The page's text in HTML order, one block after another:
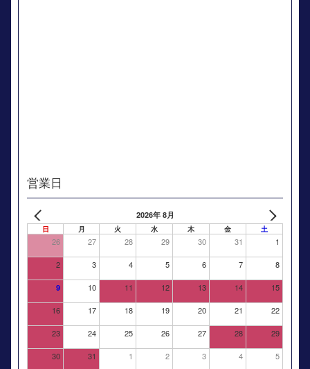
営業日
2026年 8月
日 月 火 水 木 金 土
26 27 28 29 30 31 1
2 3 4 5 6 7 8
9 10 11 12 13 14 15
16 17 18 19 20 21 22
23 24 25 26 27 28 29
30 31 1 2 3 4 5